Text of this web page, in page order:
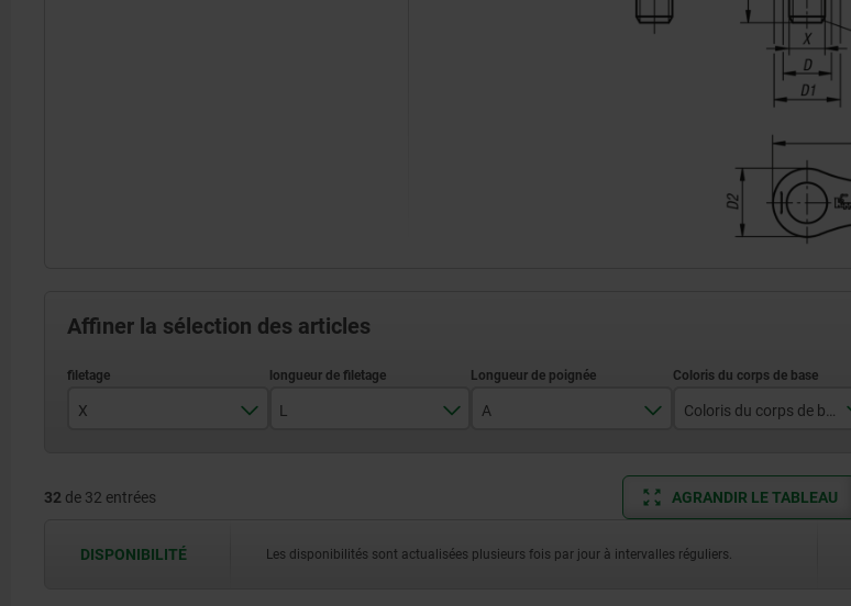
Affiner la sélection des articles
X
M8
L A
32 de 32 entrées AGRANDIR LE TABLEAU
DISPONIBILITÉ Les disponibilités sont actualisées plusieurs fois par jour à intervalles réguliers.